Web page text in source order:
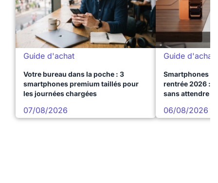
Guide d'achat
Votre bureau dans la poche : 3
smartphones premium taillés pour
les journées chargées
07/08/2026
Guide d'achat
Smartphones
rentrée 2026 :
sans attendre
06/08/2026